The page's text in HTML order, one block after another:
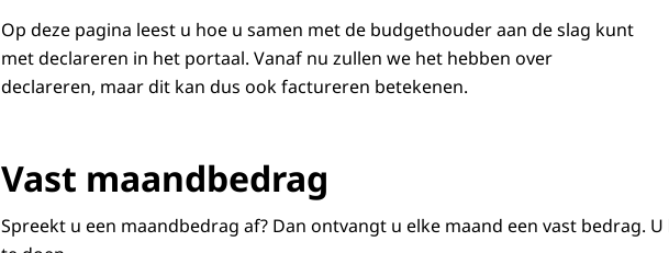
Op deze pagina leest u hoe u samen met de budgethouder aan de slag kunt
met declareren in het portaal. Vanaf nu zullen we het hebben over
declareren, maar dit kan dus ook factureren betekenen.
Vast maandbedrag
Spreekt u een maandbedrag af? Dan ontvangt u elke maand een vast bedrag.